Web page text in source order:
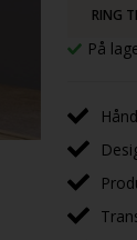
RING
På